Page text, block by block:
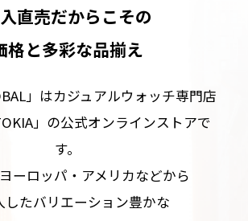
直売だからこその
格と多彩な品揃え
」はカジュアルウォッチ専門店
」の公式オンラインストアで
す。
ーロッパ・アメリカなどから
したバリエーション豊かな